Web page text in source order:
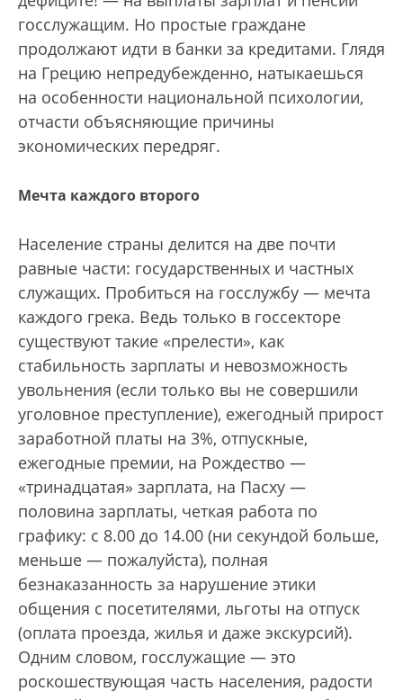
госслужащим. Но простые граждане
продолжают идти в банки за кредитами. Глядя
на Грецию непредубежденно, натыкаешься
на особенности национальной психологии,
отчасти объясняющие причины
экономических передряг.
Мечта каждого второго
Население страны делится на две почти
равные части: государственных и частных
служащих. Пробиться на госслужбу — мечта
каждого грека. Ведь только в госсекторе
существуют такие «прелести», как
стабильность зарплаты и невозможность
увольнения (если только вы не совершили
уголовное преступление), ежегодный прирост
заработной платы на 3%, отпускные,
ежегодные премии, на Рождество —
«тринадцатая» зарплата, на Пасху —
половина зарплаты, четкая работа по
графику: с 8.00 до 14.00 (ни секундой больше,
меньше — пожалуйста), полная
безнаказанность за нарушение этики
общения с посетителями, льготы на отпуск
(оплата проезда, жилья и даже экскурсий).
Одним словом, госслужащие — это
роскошествующая часть населения, радости